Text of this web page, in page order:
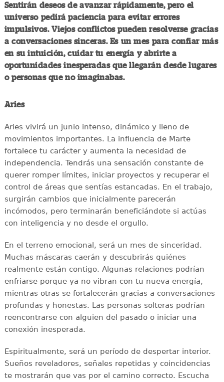
Sentirán deseos de avanzar rápidamente, pero el
universo pedirá paciencia para evitar errores
impulsivos. Viejos conflictos pueden resolverse gracias
a conversaciones sinceras. Es un mes para confiar más
en su intuición, cuidar tu energía y abrirte a
oportunidades inesperadas que llegarán desde lugares
o personas que no imaginabas.
Aries
Aries vivirá un junio intenso, dinámico y lleno de
movimientos importantes. La influencia de Marte
fortalece tu carácter y aumenta la necesidad de
independencia. Tendrás una sensación constante de
querer romper límites, iniciar proyectos y recuperar el
control de áreas que sentías estancadas. En el trabajo,
surgirán cambios que inicialmente parecerán
incómodos, pero terminarán beneficiándote si actúas
con inteligencia y no desde el orgullo.
En el terreno emocional, será un mes de sinceridad.
Muchas máscaras caerán y descubrirás quiénes
realmente están contigo. Algunas relaciones podrían
enfriarse porque ya no vibran con tu nueva energía,
mientras otras se fortalecerán gracias a conversaciones
profundas y honestas. Las personas solteras podrían
reencontrarse con alguien del pasado o iniciar una
conexión inesperada.
Espiritualmente, será un período de despertar interior.
Sueños reveladores, señales repetidas y coincidencias
te mostrarán que vas por el camino correcto. Escucha